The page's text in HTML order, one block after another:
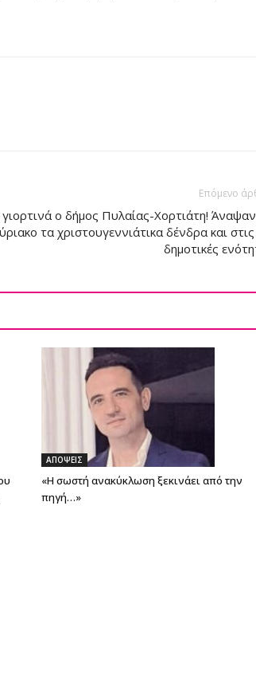
Επόμενο
ο δήμος Πυλαίας-Χορτιάτη!
τα χριστουγεννιάτικα δένδρα και στις
δημοτικές
ΑΠΟΨΕΙΣ
«Η σωστή ανακύκλωση ξεκινάει από την
πηγή…»